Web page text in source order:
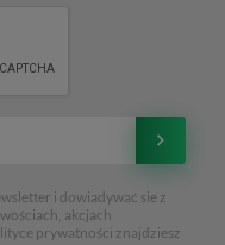
i dowiadywać sie z
akcjach
prywatności znajdziesz